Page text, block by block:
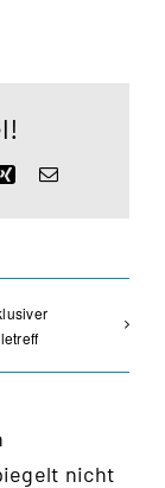
XingE-
nicht